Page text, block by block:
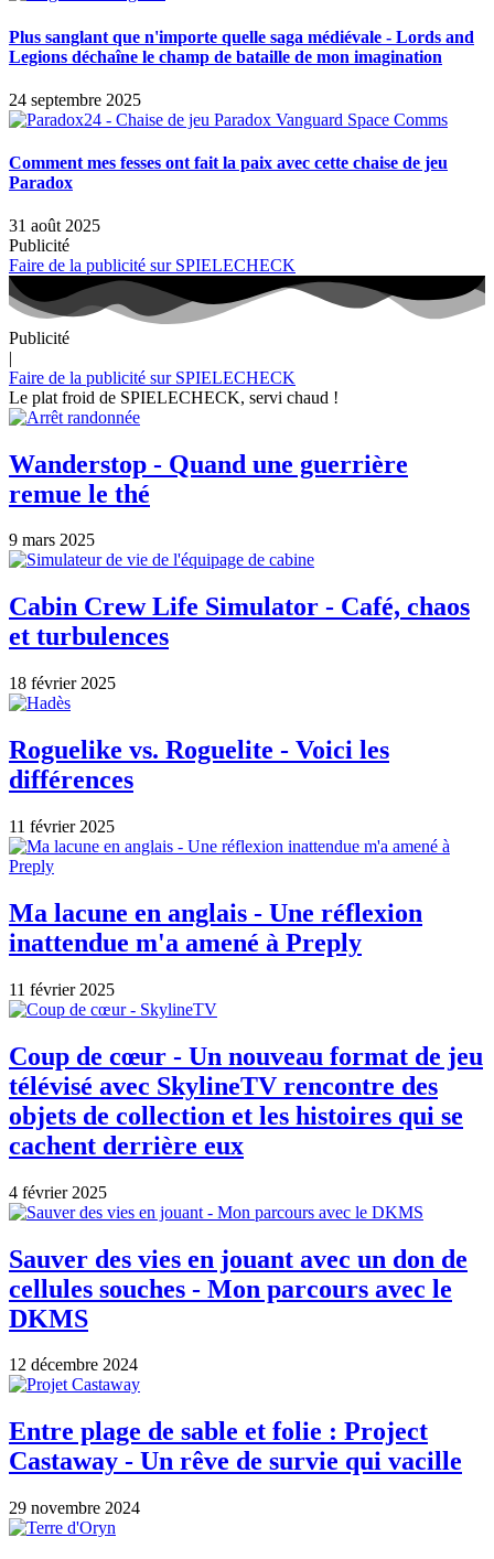
Plus sanglant que n'importe quelle saga médiévale - Lords and
Legions déchaîne le champ de bataille de mon imagination
24 septembre 2025
Comment mes fesses ont fait la paix avec cette chaise de jeu
Paradox
31 août 2025
Publicité
Faire de la publicité sur SPIELECHECK
Publicité
|
Faire de la publicité sur SPIELECHECK
Le plat froid de SPIELECHECK, servi chaud !
Wanderstop - Quand une guerrière
remue le thé
9 mars 2025
Cabin Crew Life Simulator - Café, chaos
et turbulences
18 février 2025
Roguelike vs. Roguelite - Voici les
différences
11 février 2025
Ma lacune en anglais - Une réflexion
inattendue m'a amené à Preply
11 février 2025
Coup de cœur - Un nouveau format de jeu
télévisé avec SkylineTV rencontre des
objets de collection et les histoires qui se
cachent derrière eux
4 février 2025
Sauver des vies en jouant avec un don de
cellules souches - Mon parcours avec le
DKMS
12 décembre 2024
Entre plage de sable et folie : Project
Castaway - Un rêve de survie qui vacille
29 novembre 2024